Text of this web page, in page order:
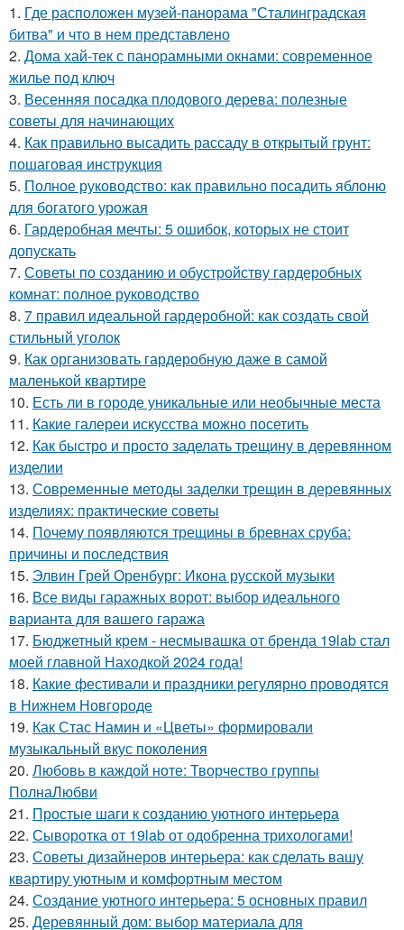
1. Где расположен музей-панорама "Сталинградская
битва" и что в нем представлено
2. Дома хай-тек с панорамными окнами: современное
жилье под ключ
3. Весенняя посадка плодового дерева: полезные
советы для начинающих
4. Как правильно высадить рассаду в открытый грунт:
пошаговая инструкция
5. Полное руководство: как правильно посадить яблоню
для богатого урожая
6. Гардеробная мечты: 5 ошибок, которых не стоит
допускать
7. Советы по созданию и обустройству гардеробных
комнат: полное руководство
8. 7 правил идеальной гардеробной: как создать свой
стильный уголок
9. Как организовать гардеробную даже в самой
маленькой квартире
10. Есть ли в городе уникальные или необычные места
11. Какие галереи искусства можно посетить
12. Как быстро и просто заделать трещину в деревянном
изделии
13. Современные методы заделки трещин в деревянных
изделиях: практические советы
14. Почему появляются трещины в бревнах сруба:
причины и последствия
15. Элвин Грей Оренбург: Икона русской музыки
16. Все виды гаражных ворот: выбор идеального
варианта для вашего гаража
17. Бюджетный крем - несмывашка от бренда 19lab стал
моей главной Находкой 2024 года!
18. Какие фестивали и праздники регулярно проводятся
в Нижнем Новгороде
19. Как Стас Намин и «Цветы» формировали
музыкальный вкус поколения
20. Любовь в каждой ноте: Творчество группы
ПолнаЛюбви
21. Простые шаги к созданию уютного интерьера
22. Сыворотка от 19lab от одобренна трихологами!
23. Советы дизайнеров интерьера: как сделать вашу
квартиру уютным и комфортным местом
24. Создание уютного интерьера: 5 основных правил
25. Деревянный дом: выбор материала для